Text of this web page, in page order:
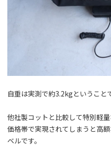
自重は実測で約3.2kgということ
他社製コットと比較して特別軽
価格帯で実現されてしまうと高
ベルです。